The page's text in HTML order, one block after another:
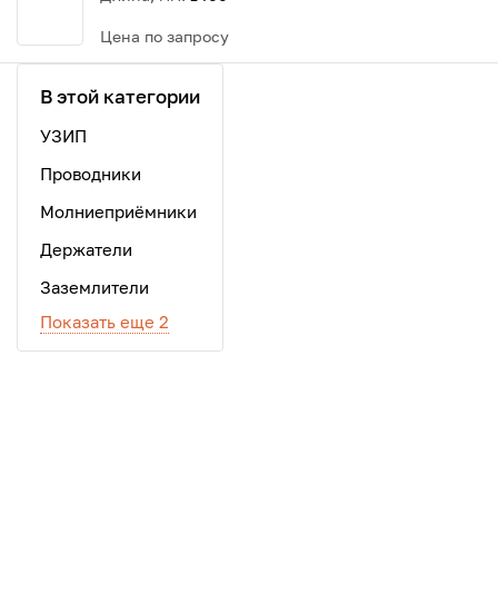
Цена по запросу
В этой категории
УЗИП
Проводники
Молниеприёмники
Держатели
Заземлители
Показать еще 2